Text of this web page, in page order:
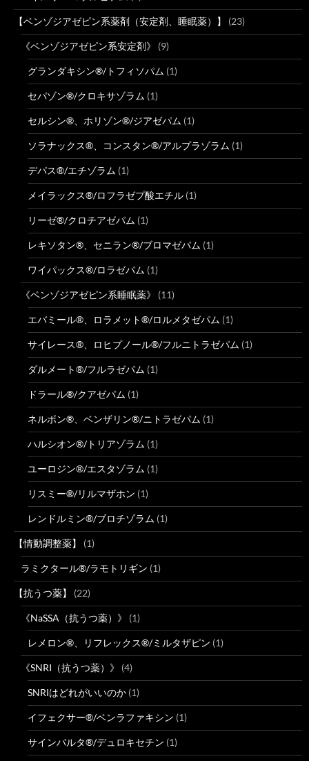
【ベンゾジアゼピン系薬剤（安定剤、睡眠薬）】 (23)
《ベンゾジアゼピン系安定剤》 (9)
グランダキシン®/トフィソパム (1)
セパゾン®/クロキサゾラム (1)
セルシン®、ホリゾン®/ジアゼパム (1)
ソラナックス®、コンスタン®/アルプラゾラム (1)
デパス®/エチゾラム (1)
メイラックス®/ロフラゼプ酸エチル (1)
リーゼ®/クロチアゼパム (1)
レキソタン®、セニラン®/ブロマゼパム (1)
ワイパックス®/ロラゼパム (1)
《ベンゾジアゼピン系睡眠薬》 (11)
エバミール®、ロラメット®/ロルメタゼパム (1)
サイレース®、ロヒプノール®/フルニトラゼパム (1)
ダルメート®/フルラゼパム (1)
ドラール®/クアゼパム (1)
ネルボン®、ベンザリン®/ニトラゼパム (1)
ハルシオン®/トリアゾラム (1)
ユーロジン®/エスタゾラム (1)
リスミー®/リルマザホン (1)
レンドルミン®/ブロチゾラム (1)
【情動調整薬】 (1)
ラミクタール®/ラモトリギン (1)
【抗うつ薬】 (22)
《NaSSA（抗うつ薬）》 (1)
レメロン®、リフレックス®/ミルタザピン (1)
《SNRI（抗うつ薬）》 (4)
SNRIはどれがいいのか (1)
イフェクサー®/ベンラファキシン (1)
サインバルタ®/デュロキセチン (1)